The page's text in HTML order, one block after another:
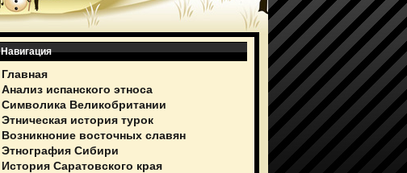
Навигация
Главная
Анализ испанского этноса
Символика Великобритании
Этническая история турок
Возникноние восточных славян
Этнография Сибири
История Саратовского края